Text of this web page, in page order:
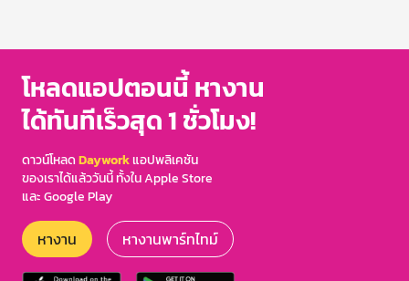
of
โหลดแอปตอนนี้ หางาน
ได้ทันทีเร็วสุด 1 ชั่วโมง!
ดาวน์โหลดDayworkแอปพลิเคชัน
ของเราได้แล้ววันนี้ ทั้งใน Apple Store
และ Google Play
หางาน หางานพาร์ทไทม์